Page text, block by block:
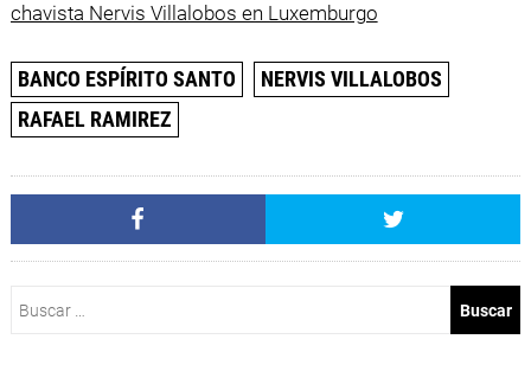
chavista Nervis Villalobos en Luxemburgo
BANCO ESPÍRITO SANTO
NERVIS VILLALOBOS
RAFAEL RAMIREZ